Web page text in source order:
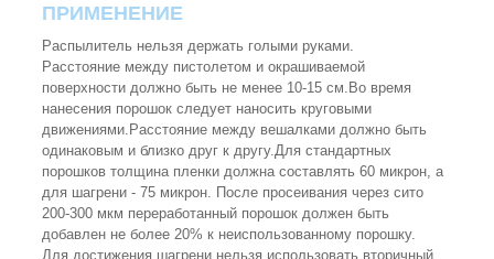
ПРИМЕНЕНИЕ
Распылитель нельзя держать голыми руками.
Расстояние между пистолетом и окрашиваемой
поверхности должно быть не менее 10-15 см.Во время
нанесения порошок следует наносить круговыми
движениями.Расстояние между вешалками должно быть
одинаковым и близко друг к другу.Для стандартных
порошков толщина пленки должна составлять 60 микрон, а
для шагрени - 75 микрон. После просеивания через сито
200-300 мкм переработанный порошок должен быть
добавлен не более 20% к неиспользованному порошку.
Для достижения шагрени нельзя использовать вторичный